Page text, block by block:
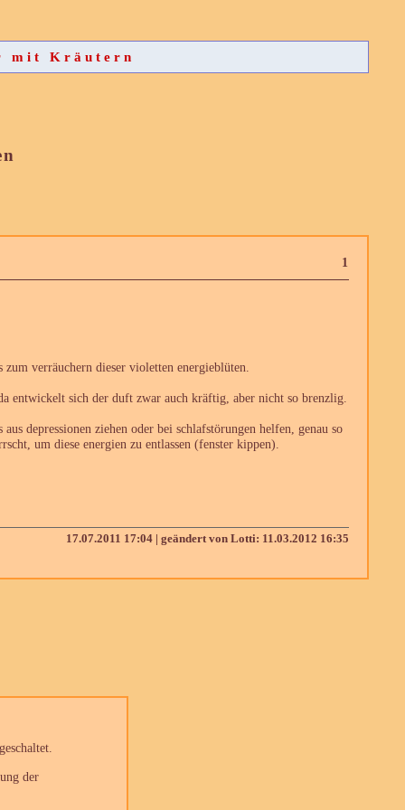
mit Kräutern
1
verräuchern dieser violetten energieblüten.
entwickelt sich der duft zwar auch kräftig, aber nicht so brenzlig.
depressionen ziehen oder bei schlafstörungen helfen, genau so
um diese energien zu entlassen (fenster kippen).
17.07.2011 17:04 | geändert von Lotti: 11.03.2012 16:35
der